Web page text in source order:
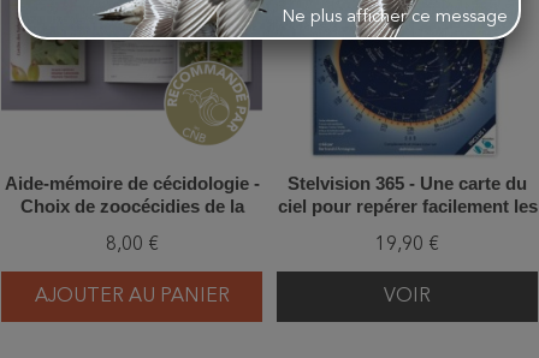
Aide-mémoire de cécidologie -
Choix de zoocécidies de la
8,00 €
AJOUTER AU PANIER
Stelvision 365 - Une carte du
ciel pour repérer facilement les
l'année
19,90 €
VOIR
Ne plus afficher ce message